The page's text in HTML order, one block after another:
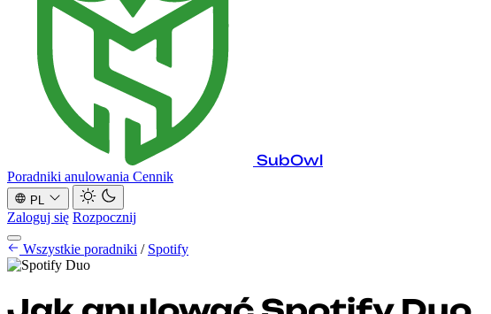
SubOwl
Poradniki anulowania Cennik
PL
Zaloguj się Rozpocznij
Poradniki anulowania Cennik
PL
Wszystkie poradniki / Spotify